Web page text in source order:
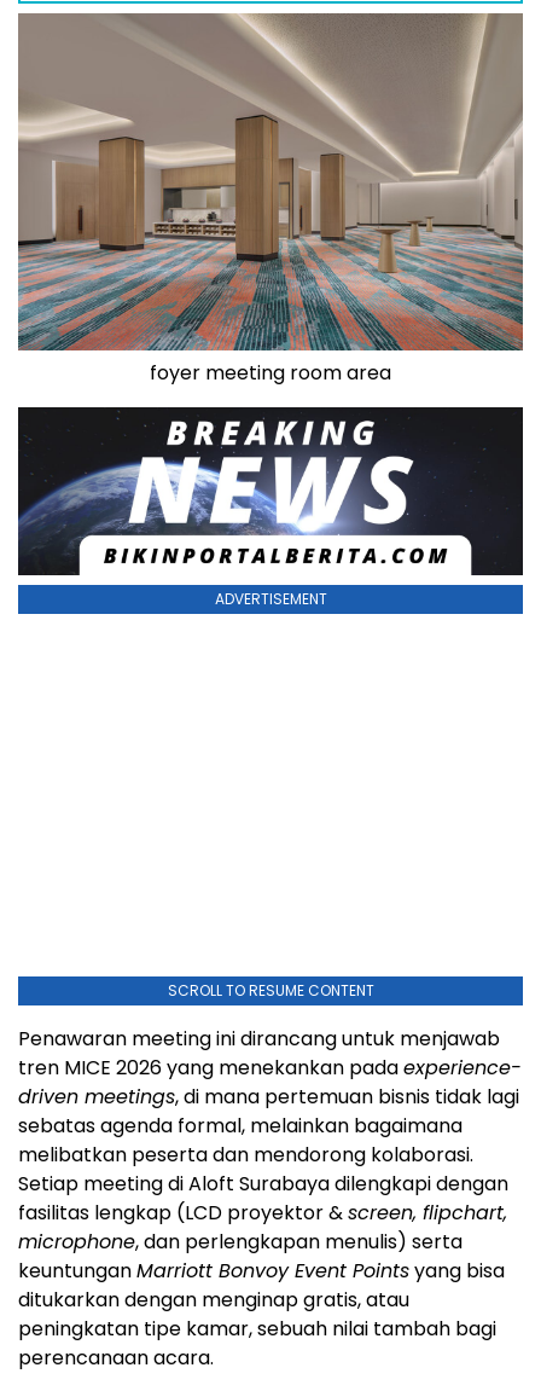
foyer meeting room area
ADVERTISEMENT
SCROLL TO RESUME CONTENT
Penawaran meeting ini dirancang untuk menjawab
tren MICE 2026 yang menekankan padaexperience-
driven meetings, di mana pertemuan bisnis tidak lagi
sebatas agenda formal, melainkan bagaimana
melibatkan peserta dan mendorong kolaborasi.
Setiap meeting di Aloft Surabaya dilengkapi dengan
fasilitas lengkap (LCD proyektor &screen, flipchart,
microphone, dan perlengkapan menulis) serta
keuntunganMarriott Bonvoy Event Pointsyang bisa
ditukarkan dengan menginap gratis, atau
peningkatan tipe kamar, sebuah nilai tambah bagi
perencanaan acara.